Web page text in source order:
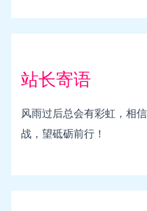
站长寄语
风雨过后总会有彩虹，相
战，望砥砺前行！